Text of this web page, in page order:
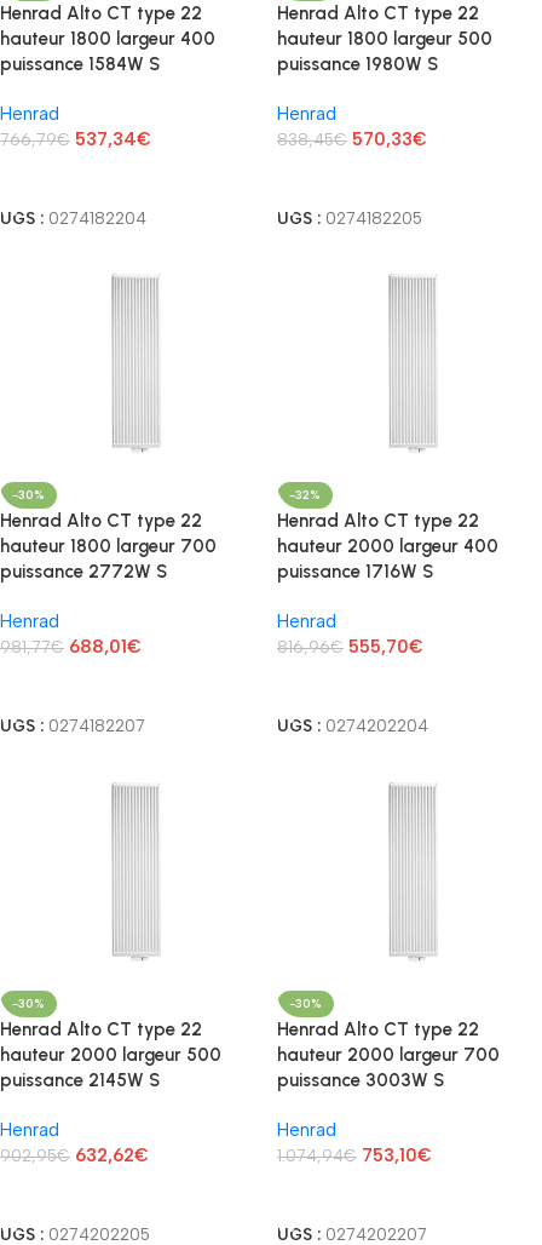
Henrad Alto CT type 22
hauteur 1800 largeur 400
puissance 1584W S
Henrad
766,79€ 537,34€
UGS : 0274182204
Henrad Alto CT type 22
hauteur 1800 largeur 500
puissance 1980W S
Henrad
838,45€ 570,33€
UGS : 0274182205
-30%
Henrad Alto CT type 22
hauteur 1800 largeur 700
puissance 2772W S
Henrad
981,77€ 688,01€
UGS : 0274182207
-32%
Henrad Alto CT type 22
hauteur 2000 largeur 400
puissance 1716W S
Henrad
816,96€ 555,70€
UGS : 0274202204
-30%
Henrad Alto CT type 22
hauteur 2000 largeur 500
puissance 2145W S
Henrad
902,95€ 632,62€
UGS : 0274202205
-30%
Henrad Alto CT type 22
hauteur 2000 largeur 700
puissance 3003W S
Henrad
1.074,94€ 753,10€
UGS : 0274202207